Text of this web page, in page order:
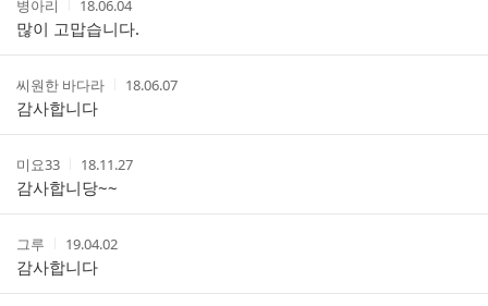
스
작
성
자
병아리
작
성
시
간
18.06.04
많이 고맙습니다.
작
성
자
씨원한 바다라
작
간
18.06.07
감사합니다
작
성
자
미요33
작
성
시
간
18.11.27
감사합니당~~
작
성
자
그루
작
성
시
간
19.04.02
감사합니다